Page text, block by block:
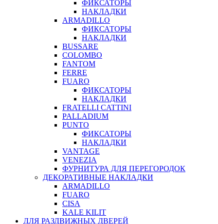
ФИКСАТОРЫ
НАКЛАДКИ
ARMADILLO
ФИКСАТОРЫ
НАКЛАДКИ
BUSSARE
COLOMBO
FANTOM
FERRE
FUARO
ФИКСАТОРЫ
НАКЛАДКИ
FRATELLI CATTINI
PALLADIUM
PUNTO
ФИКСАТОРЫ
НАКЛАДКИ
VANTAGE
VENEZIA
ФУРНИТУРА ДЛЯ ПЕРЕГОРОДОК
ДЕКОРАТИВНЫЕ НАКЛАДКИ
ARMADILLO
FUARO
CISA
KALE KILIT
ДЛЯ РАЗДВИЖНЫХ ДВЕРЕЙ